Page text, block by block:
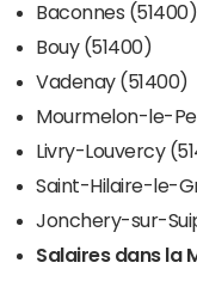
Baconnes (51400)
Bouy (51400)
Vadenay (51400)
Mourmelon-le-
Livry-Louvercy
Saint-Hilaire-le-
Jonchery-sur-
Salaires dans la